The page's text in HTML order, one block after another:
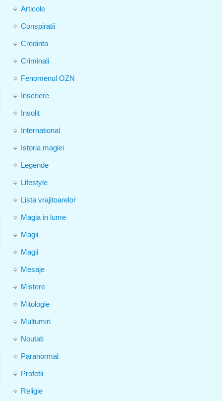
Articole
Conspiratii
Credinta
Criminali
Fenomenul OZN
Inscriere
Insolit
International
Istoria magiei
Legende
Lifestyle
Lista vrajitoarelor
Magia in lume
Magii
Magii
Mesaje
Mistere
Mitologie
Multumiri
Noutati
Paranormal
Profetii
Religie